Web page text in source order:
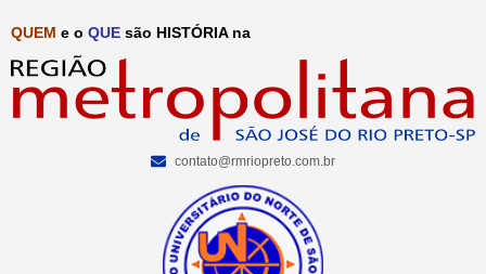
QUEM e o QUE são HISTÓRIA na
contato@rmriopreto.com.br